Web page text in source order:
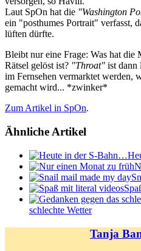
Laut SpOn hat die "Washington
ein "posthumes Portrait" verfasst,
lüften dürfte.
Bleibt nur eine Frage: Was hat die
Rätsel gelöst ist? "Throat" ist dann
im Fernsehen vermarktet werden,
gemacht wird... *zwinker*
Zum Artikel in SpOn.
Ähnliche Artikel
schlechte Wetter
Tanja